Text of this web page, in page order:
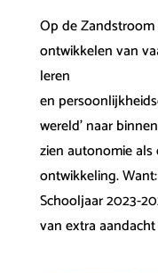
Op de
ontwikkelen van
leren
en
wereld’ naar
zien autonomie
ontwikkeling.
Schooljaar 2023-
van extra aandacht